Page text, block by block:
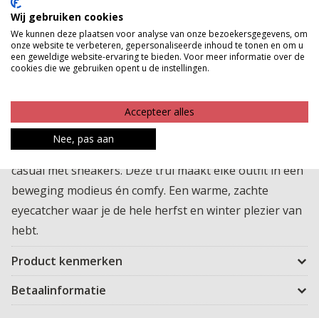
nonchalante pasvorm die elke outfit relaxed maar toch
verzorgd laat ogen. De V-hals geeft een mooie,
vrouwelijke lijn en werkt altijd flatterend. Maar de echte
eyecatcher is natuurlijk de stoere panterprint opdruk
Net genoeg attitude om je look power te geven, maar
nog steeds super stijlvol en makkelijk te combineren.
Draag hem op een jeans, een coated broek of lekker
casual met sneakers. Deze trui maakt elke outfit in één
beweging modieus én comfy. Een warme, zachte
eyecatcher waar je de hele herfst en winter plezier van
hebt.
Product kenmerken
Betaalinformatie
Wij gebruiken cookies
We kunnen deze plaatsen voor analyse van onze bezoekersgegevens, om
onze website te verbeteren, gepersonaliseerde inhoud te tonen en om u
een geweldige website-ervaring te bieden. Voor meer informatie over de
cookies die we gebruiken opent u de instellingen.
Accepteer alles
Nee, pas aan